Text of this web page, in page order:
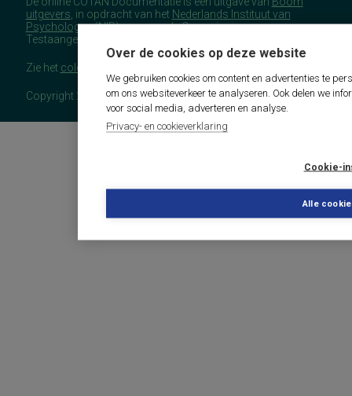
Over de cookies op deze website
We gebruiken cookies om content en advertenties te
om ons websiteverkeer te analyseren. Ook delen we
voor social media, adverteren en analyse.
Privacy- en cookieverklaring
Cookie-
Alle
uitgevers , in opdracht van het Nederlands Instituut van
Psychologen(NIP), namens de Commissie
Testaangelegenheden Nederland (COTAN).
Zie het colofon
Copyright 2026 - COTAN Documentatie